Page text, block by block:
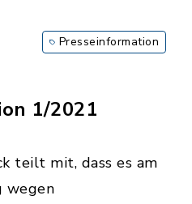
Presseinformation
1/2021
teilt mit, dass es am
wegen